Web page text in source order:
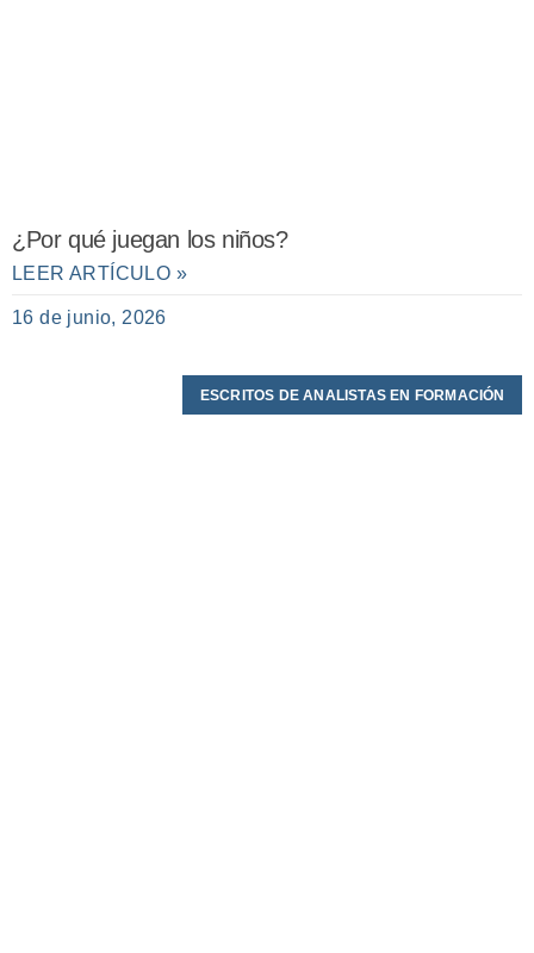
¿Por qué juegan los niños?
LEER ARTÍCULO »
16 de junio, 2026
ESCRITOS DE ANALISTAS EN FORMACIÓN